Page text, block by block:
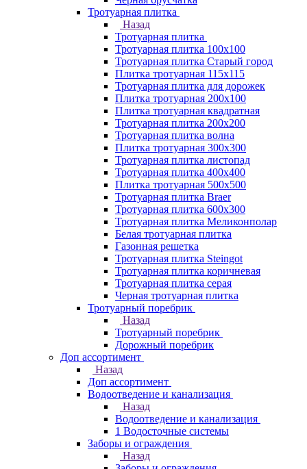
Тротуарная плитка
Назад
Тротуарная плитка
Тротуарная плитка 100x100
Тротуарная плитка Старый город
Плитка тротуарная 115x115
Тротуарная плитка для дорожек
Плитка тротуарная 200х100
Плитка тротуарная квадратная
Тротуарная плитка 200х200
Тротуарная плитка волна
Плитка тротуарная 300х300
Тротуарная плитка листопад
Тротуарная плитка 400х400
Плитка тротуарная 500x500
Тротуарная плитка Braer
Тротуарная плитка 600х300
Тротуарная плитка Меликонполар
Белая тротуарная плитка
Газонная решетка
Тротуарная плитка Steingot
Тротуарная плитка коричневая
Тротуарная плитка серая
Черная тротуарная плитка
Тротуарный поребрик
Назад
Тротуарный поребрик
Дорожный поребрик
Доп ассортимент
Назад
Доп ассортимент
Водоотведение и канализация
Назад
Водоотведение и канализация
1 Водосточные системы
Заборы и ограждения
Назад